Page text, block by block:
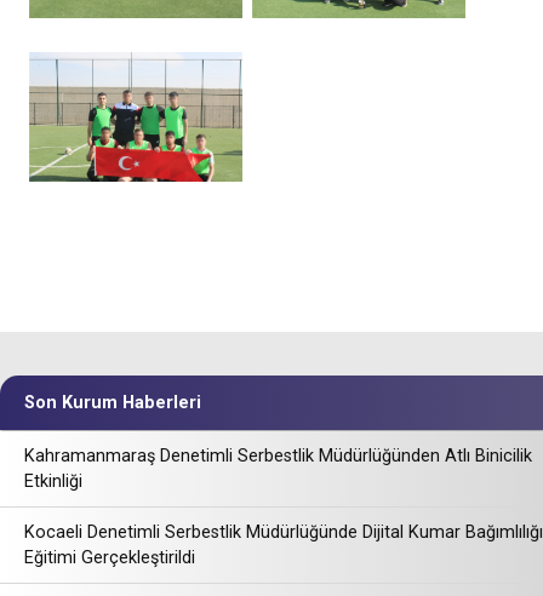
Son Kurum Haberleri
Kahramanmaraş Denetimli Serbestlik Müdürlüğünden Atlı Binicilik
Etkinliği
Kocaeli Denetimli Serbestlik Müdürlüğünde Dijital Kumar Bağımlılığı
Eğitimi Gerçekleştirildi